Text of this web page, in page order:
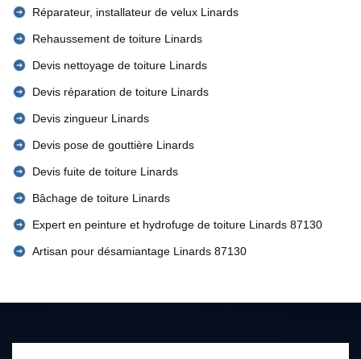
Réparateur, installateur de velux Linards
Rehaussement de toiture Linards
Devis nettoyage de toiture Linards
Devis réparation de toiture Linards
Devis zingueur Linards
Devis pose de gouttière Linards
Devis fuite de toiture Linards
Bâchage de toiture Linards
Expert en peinture et hydrofuge de toiture Linards 87130
Artisan pour désamiantage Linards 87130